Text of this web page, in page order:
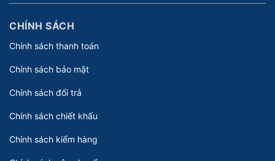
CHÍNH SÁCH
Chính sách thanh toán
Chính sách bảo mật
Chính sách đổi trả
Chính sách chiết khấu
Chính sách kiểm hàng